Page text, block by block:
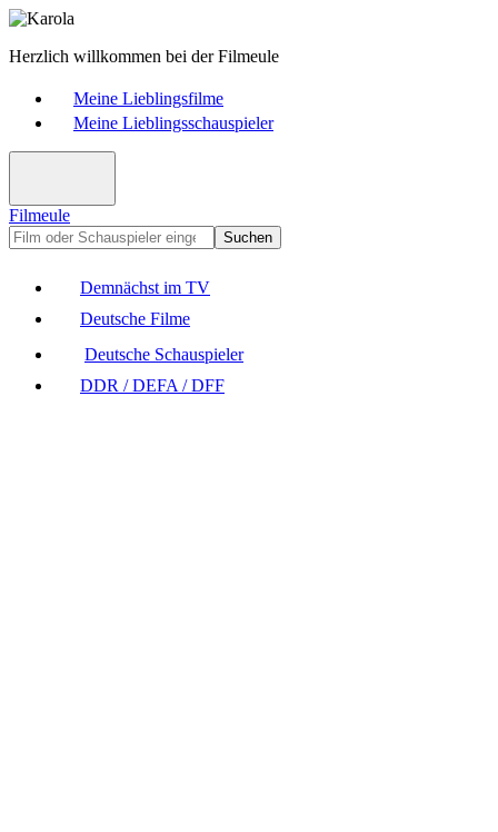
Herzlich willkommen bei der Filmeule
Meine Lieblingsfilme
Meine Lieblingsschauspieler
Filmeule
Suchen
Demnächst im TV
Deutsche Filme
Deutsche Schauspieler
DDR / DEFA / DFF